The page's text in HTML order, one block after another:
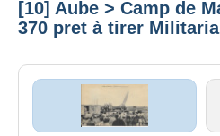
[10] Aube > Camp de
370 pret à tirer Militaria